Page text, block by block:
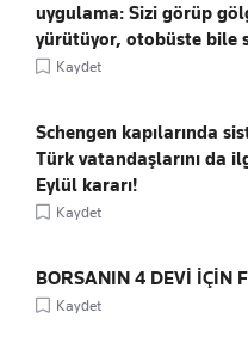
uygulama: Sizi görüp
yürütüyor, otobüste bile
Kaydet
Schengen kapılarında
Türk vatandaşlarını da
Eylül kararı!
Kaydet
BORSANIN 4 DEVİ İÇİN
Kaydet